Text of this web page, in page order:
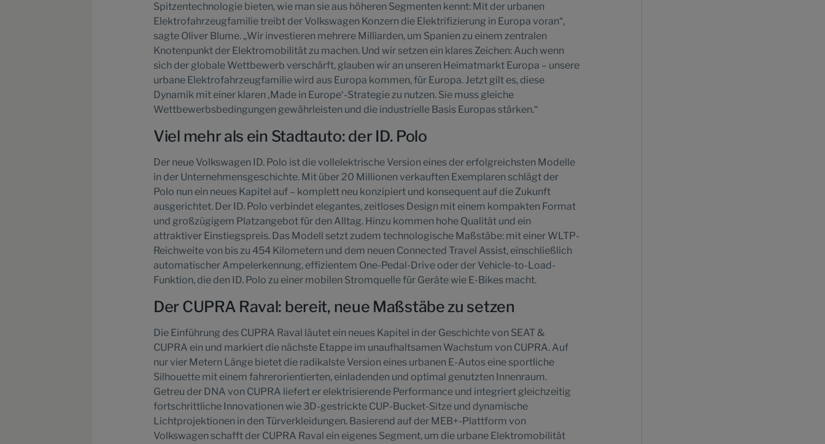
Spitzentechnologie bieten, wie man sie aus höheren Segmenten kennt: Mit der urbanen
Elektrofahrzeugfamilie treibt der Volkswagen Konzern die Elektrifizierung in Europa voran“,
sagte Oliver Blume. „Wir investieren mehrere Milliarden, um Spanien zu einem zentralen
Knotenpunkt der Elektromobilität zu machen. Und wir setzen ein klares Zeichen: Auch wenn
sich der globale Wettbewerb verschärft, glauben wir an unseren Heimatmarkt Europa – unsere
urbane Elektrofahrzeugfamilie wird aus Europa kommen, für Europa. Jetzt gilt es, diese
Dynamik mit einer klaren ‚Made in Europe‘-Strategie zu nutzen. Sie muss gleiche
Wettbewerbsbedingungen gewährleisten und die industrielle Basis Europas stärken.“
Viel mehr als ein Stadtauto: der ID. Polo
Der neue Volkswagen ID. Polo ist die vollelektrische Version eines der erfolgreichsten Modelle
in der Unternehmensgeschichte. Mit über 20 Millionen verkauften Exemplaren schlägt der
Polo nun ein neues Kapitel auf – komplett neu konzipiert und konsequent auf die Zukunft
ausgerichtet. Der ID. Polo verbindet elegantes, zeitloses Design mit einem kompakten Format
und großzügigem Platzangebot für den Alltag. Hinzu kommen hohe Qualität und ein
attraktiver Einstiegspreis. Das Modell setzt zudem technologische Maßstäbe: mit einer WLTP-
Reichweite von bis zu 454 Kilometern und dem neuen Connected Travel Assist, einschließlich
automatischer Ampelerkennung, effizientem One-Pedal-Drive oder der Vehicle-to-Load-
Funktion, die den ID. Polo zu einer mobilen Stromquelle für Geräte wie E-Bikes macht.
Der CUPRA Raval: bereit, neue Maßstäbe zu setzen
Die Einführung des CUPRA Raval läutet ein neues Kapitel in der Geschichte von SEAT &
CUPRA ein und markiert die nächste Etappe im unaufhaltsamen Wachstum von CUPRA. Auf
nur vier Metern Länge bietet die radikalste Version eines urbanen E-Autos eine sportliche
Silhouette mit einem fahrerorientierten, einladenden und optimal genutzten Innenraum.
Getreu der DNA von CUPRA liefert er elektrisierende Performance und integriert gleichzeitig
fortschrittliche Innovationen wie 3D-gestrickte CUP-Bucket-Sitze und dynamische
Lichtprojektionen in den Türverkleidungen. Basierend auf der MEB+-Plattform von
Volkswagen schafft der CUPRA Raval ein eigenes Segment, um die urbane Elektromobilität